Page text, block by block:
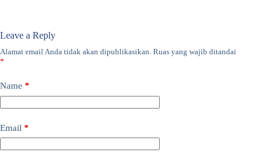
Leave a Reply
Alamat email Anda tidak akan dipublikasikan. Ruas yang wajib ditandai
*
Name *
Email *